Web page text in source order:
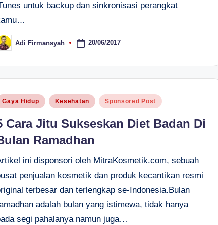
untuk backup dan sinkronisasi perangkat
Adi Firmansyah 20/06/2017
Gaya Hidup Kesehatan Sponsored Post
Cara Jitu Sukseskan Diet Badan Di
Ramadhan
ini disponsori oleh MitraKosmetik.com, sebuah
penjualan kosmetik dan produk kecantikan resmi
terbesar dan terlengkap se-Indonesia.Bulan
adalah bulan yang istimewa, tidak hanya
segi pahalanya namun juga…